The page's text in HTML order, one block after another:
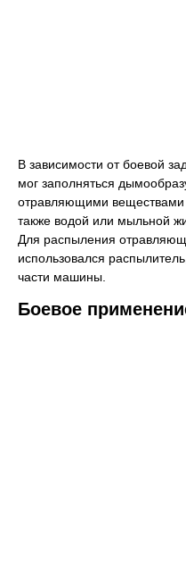
В зависимости от боевой
мог заполняться
отравляющими веществами
также водой или мыльной
Для распыления
использовался
части машины.
Боевое